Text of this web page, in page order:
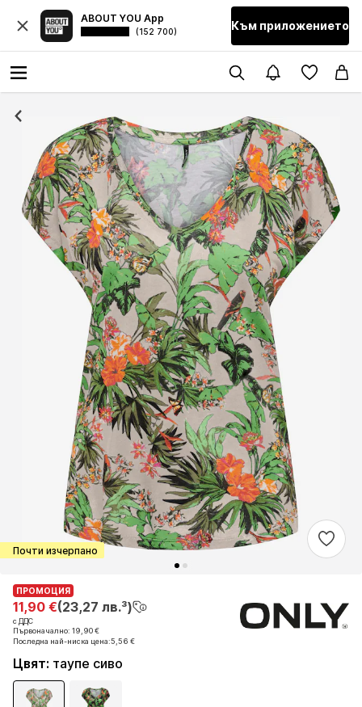
ABOUT YOU App
(152 700) Към приложението
Почти изчерпано
ПРОМОЦИЯ
11,90 €(23,27 лв.³)
с ДДС
Първоначално: 19,90 €
Последна най-ниска цена:5,56 €
ПРОМОЦИЯ
11,90 €(23,27 лв.³)
с ДДС
Първоначално: 19,90 €
Последна най-ниска цена:5,56 €
Цвят: таупе сиво